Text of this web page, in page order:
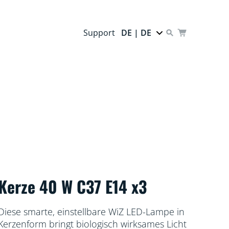
Support DE | DE
40 W C37 E14 x3
smarte, einstellbare WiZ LED-Lampe in
bringt biologisch wirksames Licht